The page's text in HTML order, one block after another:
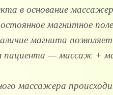
в основание
магнитное
магнита
пациента — массаж +
массажера